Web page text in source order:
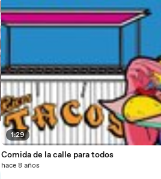
1:29
Comida de la calle para todos
hace 8 años